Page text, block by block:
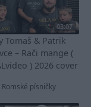
03:07
Tomaš & Patrik
– Rači mange (
) 2026 cover
Romské písničky